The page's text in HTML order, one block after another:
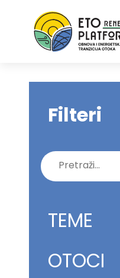
Filteri
Pretraži:
TEME
OTOCI